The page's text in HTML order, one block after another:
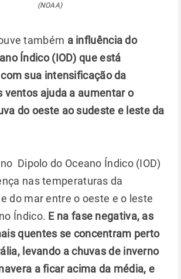
(NOAA)
também a influência do
Índico (IOD) que está
sua intensificação da
ventos ajuda a aumentar o
do oeste ao sudeste e leste da
Dipolo do Oceano Índico (IOD)
nas temperaturas da
do mar entre o oeste e o leste
Índico. E na fase negativa, as
quentes se concentram perto
levando a chuvas de inverno
a ficar acima da média, e